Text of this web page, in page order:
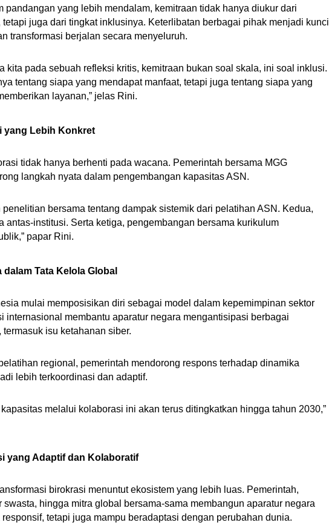
pandangan yang lebih mendalam, kemitraan tidak hanya diukur dari
tetapi juga dari tingkat inklusinya. Keterlibatan berbagai pihak menjadi kunci
transformasi berjalan secara menyeluruh.
kita pada sebuah refleksi kritis, kemitraan bukan soal skala, ini soal inklusi.
tentang siapa yang mendapat manfaat, tetapi juga tentang siapa yang
layanan,” jelas Rini.
yang Lebih Konkret
tidak hanya berhenti pada wacana. Pemerintah bersama MGG
langkah nyata dalam pengembangan kapasitas ASN.
penelitian bersama tentang dampak sistemik dari pelatihan ASN. Kedua,
antas-institusi. Serta ketiga, pengembangan bersama kurikulum
papar Rini.
dalam Tata Kelola Global
mulai memposisikan diri sebagai model dalam kepemimpinan sektor
internasional membantu aparatur negara mengantisipasi berbagai
isu ketahanan siber.
regional, pemerintah mendorong respons terhadap dinamika
lebih terkoordinasi dan adaptif.
melalui kolaborasi ini akan terus ditingkatkan hingga tahun 2030,”
yang Adaptif dan Kolaboratif
birokrasi menuntut ekosistem yang lebih luas. Pemerintah,
swasta, hingga mitra global bersama-sama membangun aparatur negara
tetapi juga mampu beradaptasi dengan perubahan dunia.